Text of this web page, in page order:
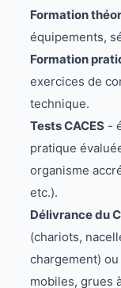
Formation
équipements,
Formation
exercices de
technique.
Tests CACES-
pratique
organisme
etc.).
Délivrance du
(chariots,
chargement)
mobiles, grues